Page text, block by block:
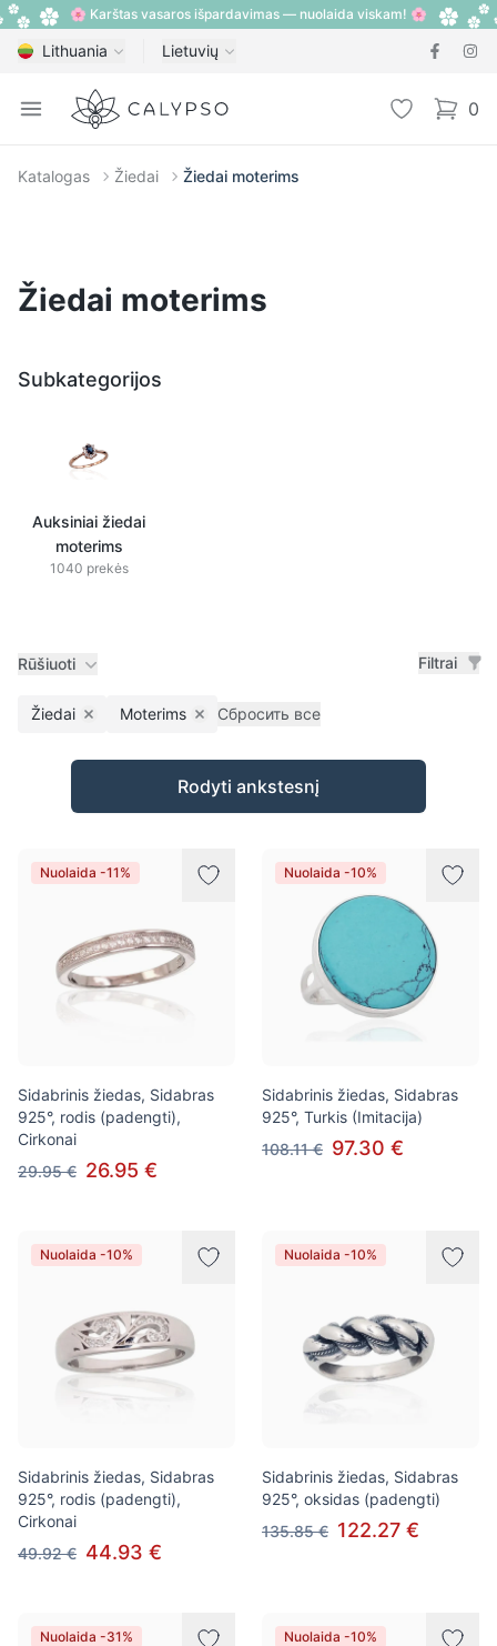
🌸 Karštas vasaros išpardavimas — nuolaida viskam! 🌸
Lithuania Lietuvių
Open menu
Calypso 0
items
Katalogas Žiedai Žiedai moterims
Žiedai moterims
Subkategorijos
Auksiniai žiedai
moterims
1040 prekės
Rūšiuoti Filtrai
Žiedai Remove filter
Moterims Remove filter
Сбросить все
Prekės
Rodyti ankstesnį
Nuolaida -11%
Sidabrinis žiedas, Sidabras
925°, rodis (padengti),
Cirkonai
29.95 € 26.95 €
Nuolaida -10%
Sidabrinis žiedas, Sidabras
925°, Turkis (Imitacija)
108.11 € 97.30 €
Nuolaida -10%
Sidabrinis žiedas, Sidabras
925°, rodis (padengti),
Cirkonai
49.92 € 44.93 €
Nuolaida -10%
Sidabrinis žiedas, Sidabras
925°, oksidas (padengti)
135.85 € 122.27 €
Nuolaida -31% Nuolaida -10%